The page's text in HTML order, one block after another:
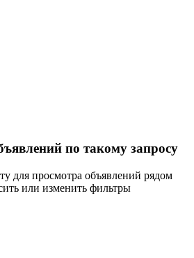
по такому запросу
для просмотра объявлений рядом
или изменить фильтры